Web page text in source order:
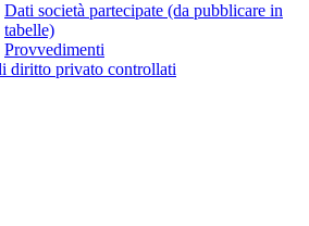
Dati società partecipate (da pubblicare in
tabelle)
Provvedimenti
diritto privato controllati